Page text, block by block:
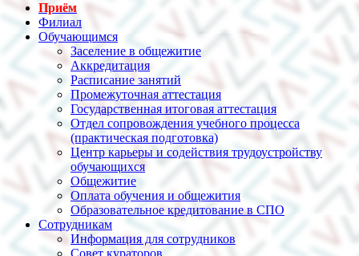
Приём
Филиал
Обучающимся
Заселение в общежитие
Аккредитация
Расписание занятий
Промежуточная аттестация
Государственная итоговая аттестация
Отдел сопровождения учебного процесса
(практическая подготовка)
Центр карьеры и содействия трудоустройству
обучающихся
Общежитие
Оплата обучения и общежития
Образовательное кредитование в СПО
Сотрудникам
Информация для сотрудников
Совет кураторов